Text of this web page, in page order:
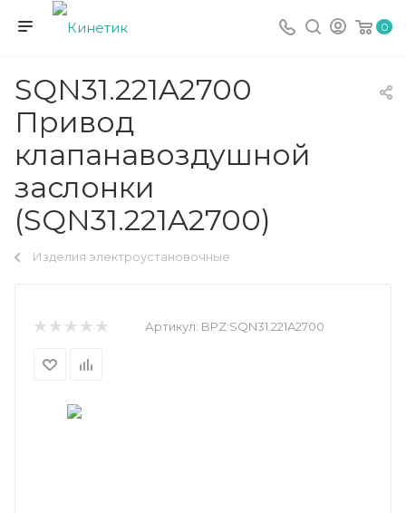
0
SQN31.221A2700
Привод
клапанавоздушной
заслонки
(SQN31.221A2700)
Изделия электроустановочные
Артикул: BPZ:SQN31.221A2700